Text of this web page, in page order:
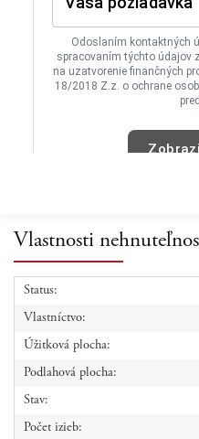
Vlastnosti
Status:
Vlastníctvo:
Úžitková plocha:
Podlahová plocha:
Stav:
Počet izieb: